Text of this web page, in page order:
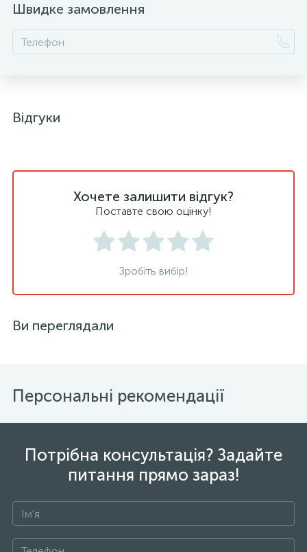
Швидке замовлення
Відгуки
Хочете залишити відгук?
Поставте свою оцінку!
Зробіть вибір!
Ви переглядали
Персональні рекомендації
Потрібна консультація? Задайте
питання прямо зараз!